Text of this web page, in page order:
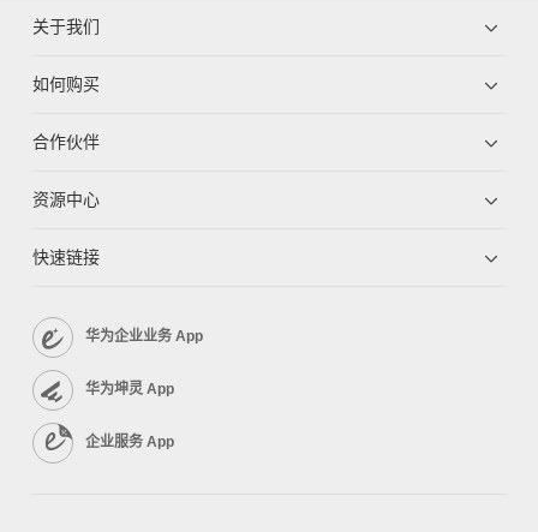
关于我们
如何购买
合作伙伴
资源中心
快速链接
华为企业业务 App
华为坤灵 App
企业服务 App